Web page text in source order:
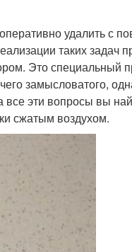
удалить с
таких задач
Это специальный
замысловатого,
эти вопросы вы
сжатым воздухом.